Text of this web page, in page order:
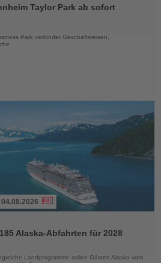
Taylor Park ab sofort
Park verbindet Geschäftsreisen,
04.08.2026
Alaska-Abfahrten für 2028
Landprogramme sollen Gästen Alaska vom